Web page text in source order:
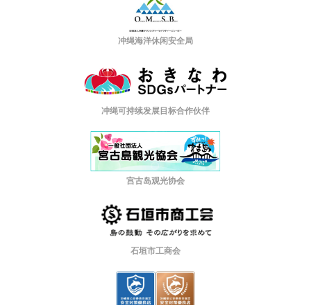
冲绳海洋休闲安全局
冲绳可持续发展目标合作伙伴
宫古岛观光协会
石垣市工商会